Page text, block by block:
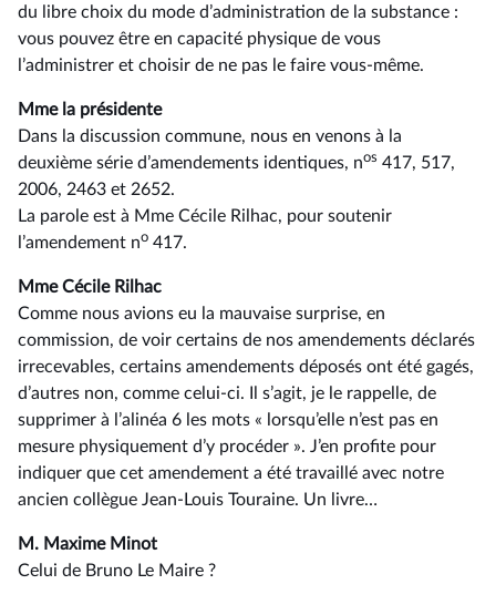
du libre choix du mode d’administration de la substance :
vous pouvez être en capacité physique de vous
l’administrer et choisir de ne pas le faire vous-même.
Mme la présidente
Dans la discussion commune, nous en venons à la
deuxième série d’amendements identiques, nos 417, 517,
2006, 2463 et 2652.
La parole est à Mme Cécile Rilhac, pour soutenir
l’amendement no 417.
Mme Cécile Rilhac
Comme nous avions eu la mauvaise surprise, en
commission, de voir certains de nos amendements déclarés
irrecevables, certains amendements déposés ont été gagés,
d’autres non, comme celui-ci. Il s’agit, je le rappelle, de
supprimer à l’alinéa 6 les mots « lorsqu’elle n’est pas en
mesure physiquement d’y procéder ». J’en profite pour
indiquer que cet amendement a été travaillé avec notre
ancien collègue Jean-Louis Touraine. Un livre…
M. Maxime Minot
Celui de Bruno Le Maire ?